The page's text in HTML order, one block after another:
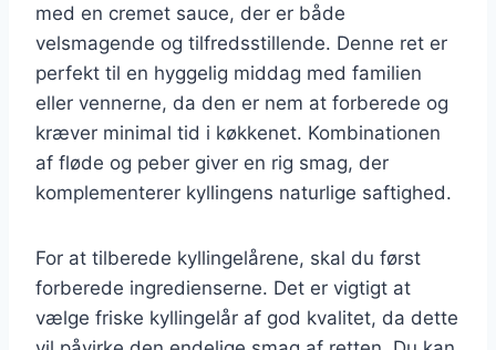
med en cremet sauce, der er både
velsmagende og tilfredsstillende. Denne ret er
perfekt til en hyggelig middag med familien
eller vennerne, da den er nem at forberede og
kræver minimal tid i køkkenet. Kombinationen
af fløde og peber giver en rig smag, der
komplementerer kyllingens naturlige saftighed.
For at tilberede kyllingelårene, skal du først
forberede ingredienserne. Det er vigtigt at
vælge friske kyllingelår af god kvalitet, da dette